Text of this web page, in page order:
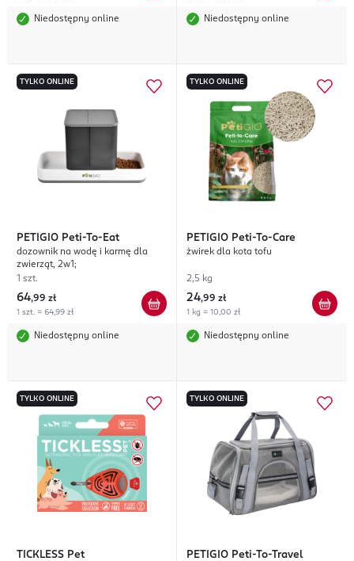
Niedostępny online Niedostępny online
TYLKO ONLINE
PETIGIO Peti-To-Eat
dozownik na wodę i karmę dla
zwierząt, 2w1;
1 szt.
64,99 zł
1 szt. = 64,99 zł
Niedostępny online
TYLKO ONLINE
PETIGIO Peti-To-Care
żwirek dla kota tofu
2,5 kg
24,99 zł
1 kg = 10,00 zł
Niedostępny online
TYLKO ONLINE
TICKLESS Pet
TYLKO ONLINE
PETIGIO Peti-To-Travel